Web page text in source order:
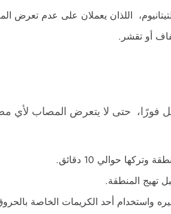
اللذان يعملان على عدم تعرض
أو تقشر.
فورًا، حتى لا يتعرض المصاب
حوالي 10 دقائق.
تهيج المنطقة.
أحد الكريمات الخاصة